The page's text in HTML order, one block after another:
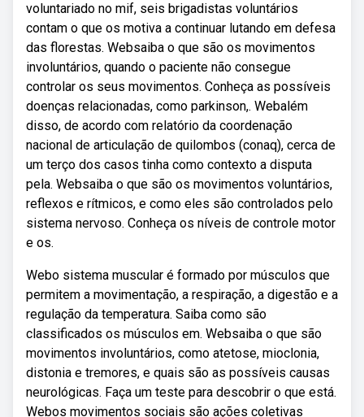
voluntariado no mif, seis brigadistas voluntários
contam o que os motiva a continuar lutando em defesa
das florestas. Websaiba o que são os movimentos
involuntários, quando o paciente não consegue
controlar os seus movimentos. Conheça as possíveis
doenças relacionadas, como parkinson,. Webalém
disso, de acordo com relatório da coordenação
nacional de articulação de quilombos (conaq), cerca de
um terço dos casos tinha como contexto a disputa
pela. Websaiba o que são os movimentos voluntários,
reflexos e rítmicos, e como eles são controlados pelo
sistema nervoso. Conheça os níveis de controle motor
e os.
Webo sistema muscular é formado por músculos que
permitem a movimentação, a respiração, a digestão e a
regulação da temperatura. Saiba como são
classificados os músculos em. Websaiba o que são
movimentos involuntários, como atetose, mioclonia,
distonia e tremores, e quais são as possíveis causas
neurológicas. Faça um teste para descobrir o que está.
Webos movimentos sociais são ações coletivas